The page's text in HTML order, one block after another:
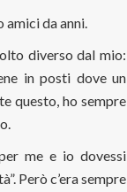
amici da anni.
diverso dal mio:
in posti dove un
questo, ho sempre
me e io dovessi
Però c’era sempre